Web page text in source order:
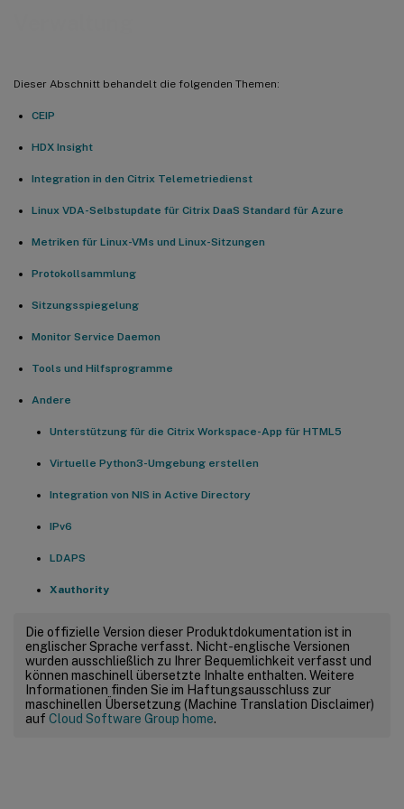
Dieser Abschnitt behandelt die folgenden Themen:
CEIP
HDX Insight
Integration in den Citrix Telemetriedienst
Linux VDA-Selbstupdate für Citrix DaaS Standard für Azure
Metriken für Linux-VMs und Linux-Sitzungen
Protokollsammlung
Sitzungsspiegelung
Monitor Service Daemon
Tools und Hilfsprogramme
Andere
Unterstützung für die Citrix Workspace-App für HTML5
Virtuelle Python3-Umgebung erstellen
Integration von NIS in Active Directory
IPv6
LDAPS
Xauthority
Die offizielle Version dieser Produktdokumentation ist in
englischer Sprache verfasst. Nicht-englische Versionen
wurden ausschließlich zu Ihrer Bequemlichkeit verfasst und
können maschinell übersetzte Inhalte enthalten. Weitere
Informationen finden Sie im Haftungsausschluss zur
maschinellen Übersetzung (Machine Translation Disclaimer)
auf Cloud Software Group home.